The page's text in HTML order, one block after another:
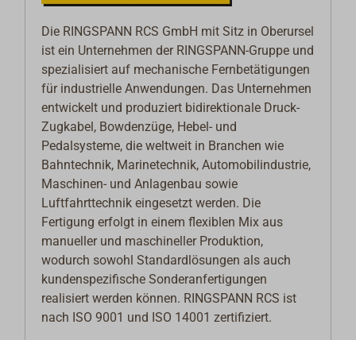
Die RINGSPANN RCS GmbH mit Sitz in Oberursel
ist ein Unternehmen der RINGSPANN-Gruppe und
spezialisiert auf mechanische Fernbetätigungen
für industrielle Anwendungen. Das Unternehmen
entwickelt und produziert bidirektionale Druck-
Zugkabel, Bowdenzüge, Hebel- und
Pedalsysteme, die weltweit in Branchen wie
Bahntechnik, Marinetechnik, Automobilindustrie,
Maschinen- und Anlagenbau sowie
Luftfahrttechnik eingesetzt werden. Die
Fertigung erfolgt in einem flexiblen Mix aus
manueller und maschineller Produktion,
wodurch sowohl Standardlösungen als auch
kundenspezifische Sonderanfertigungen
realisiert werden können. RINGSPANN RCS ist
nach ISO 9001 und ISO 14001 zertifiziert.